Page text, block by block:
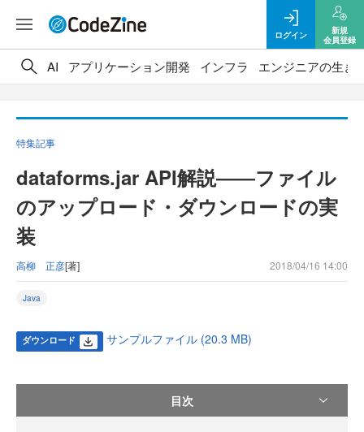
ログイン
新規
会員登録
AI アプリケーション開発 インフラ エンジニアの生き
特集記事
dataforms.jar API解説――ファイル
のアップロード・ダウンロードの実
装
高柳 正彦[著] 2018/04/16 14:00
Java
ダウンロード サンプルファイル (20.3 MB)
目次